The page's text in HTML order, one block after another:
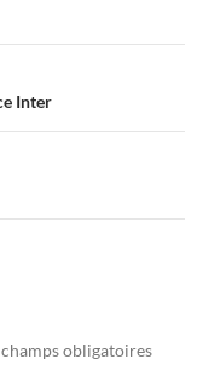
Inter
champs obligatoires